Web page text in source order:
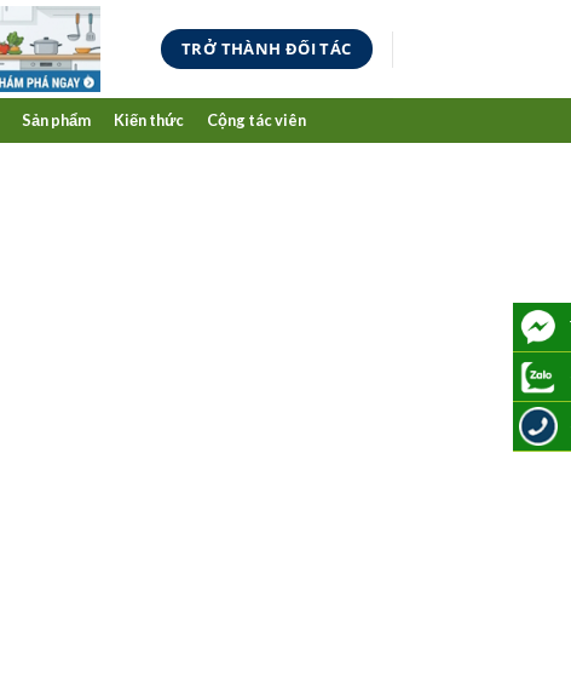
TRỞ THÀNH ĐỐI TÁC
Sản phẩm Kiến thức Cộng tác viên